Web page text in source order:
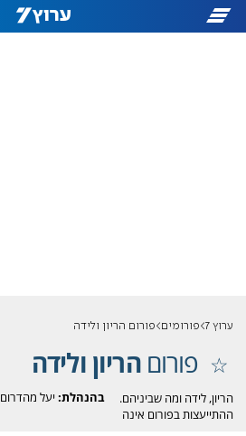
ערוץ 7 פורומים פורום הריון ולידה
פורוםהריון ולידה
בהנהלת: יעל מהדרום
הריון, לידה ומה שביניהם.
ההתייעצות בפורום אינה